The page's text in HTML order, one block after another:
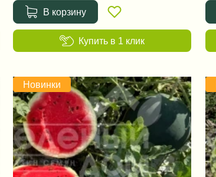
В корзину
Купить в 1 клик
Новинки